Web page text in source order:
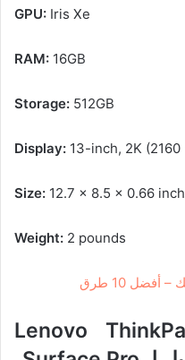
GPU: Iris Xe
RAM: 16GB
Storage: 512GB
Display: 13-inch, 2K (2160
Size: 12.7 x 8.5 x 0.66
Weight: 2 pounds
10 طرق
Lenovo